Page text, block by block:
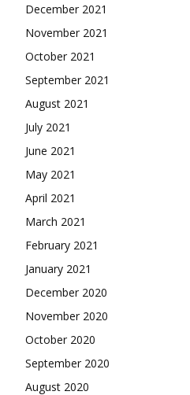
December 2021
November 2021
October 2021
September 2021
August 2021
July 2021
June 2021
May 2021
April 2021
March 2021
February 2021
January 2021
December 2020
November 2020
October 2020
September 2020
August 2020